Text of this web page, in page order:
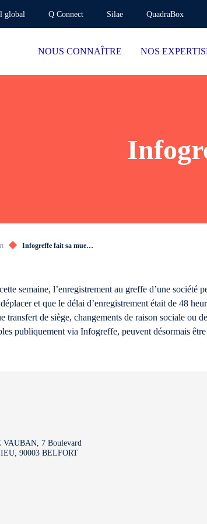
global Q Connect Silae QuadraBox
NOUS CONNAÎTRE NOS
Infogreffe fait sa mue…
semaine, l’enregistrement au greffe d’une société
et que le délai d’enregistrement était de 48
transfert de siège, changements de raison sociale ou
publiquement via Infogreffe, peuvent désormais
VAUBAN, 7 Boulevard
90003 BELFORT